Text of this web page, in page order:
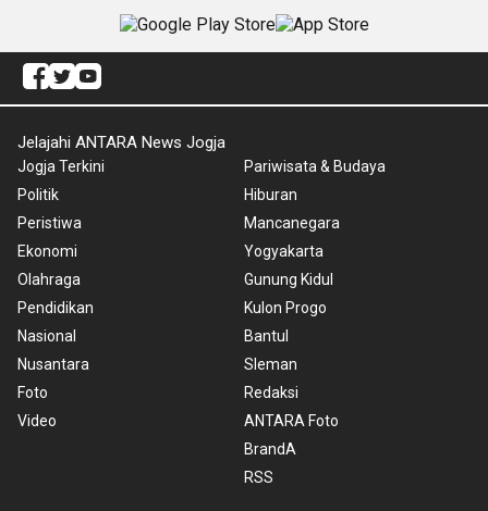
Jelajahi ANTARA News Jogja
Jogja Terkini
Politik
Peristiwa
Ekonomi
Olahraga
Pendidikan
Nasional
Nusantara
Foto
Video
Pariwisata & Budaya
Hiburan
Mancanegara
Yogyakarta
Gunung Kidul
Kulon Progo
Bantul
Sleman
Redaksi
ANTARA Foto
BrandA
RSS